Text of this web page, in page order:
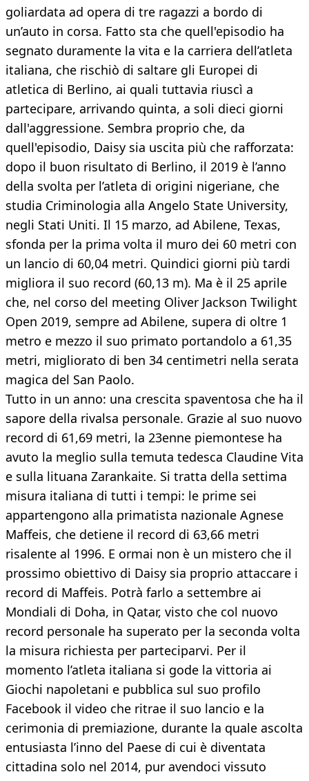
goliardata ad opera di tre ragazzi a bordo di
un’auto in corsa. Fatto sta che quell'episodio ha
segnato duramente la vita e la carriera dell’atleta
italiana, che rischiò di saltare gli Europei di
atletica di Berlino, ai quali tuttavia riuscì a
partecipare, arrivando quinta, a soli dieci giorni
dall'aggressione. Sembra proprio che, da
quell'episodio, Daisy sia uscita più che rafforzata:
dopo il buon risultato di Berlino, il 2019 è l’anno
della svolta per l’atleta di origini nigeriane, che
studia Criminologia alla Angelo State University,
negli Stati Uniti. Il 15 marzo, ad Abilene, Texas,
sfonda per la prima volta il muro dei 60 metri con
un lancio di 60,04 metri. Quindici giorni più tardi
migliora il suo record (60,13 m). Ma è il 25 aprile
che, nel corso del meeting Oliver Jackson Twilight
Open 2019, sempre ad Abilene, supera di oltre 1
metro e mezzo il suo primato portandolo a 61,35
metri, migliorato di ben 34 centimetri nella serata
magica del San Paolo.
Tutto in un anno: una crescita spaventosa che ha il
sapore della rivalsa personale. Grazie al suo nuovo
record di 61,69 metri, la 23enne piemontese ha
avuto la meglio sulla temuta tedesca Claudine Vita
e sulla lituana Zarankaite. Si tratta della settima
misura italiana di tutti i tempi: le prime sei
appartengono alla primatista nazionale Agnese
Maffeis, che detiene il record di 63,66 metri
risalente al 1996. E ormai non è un mistero che il
prossimo obiettivo di Daisy sia proprio attaccare i
record di Maffeis. Potrà farlo a settembre ai
Mondiali di Doha, in Qatar, visto che col nuovo
record personale ha superato per la seconda volta
la misura richiesta per parteciparvi. Per il
momento l’atleta italiana si gode la vittoria ai
Giochi napoletani e pubblica sul suo profilo
Facebook il video che ritrae il suo lancio e la
cerimonia di premiazione, durante la quale ascolta
entusiasta l’inno del Paese di cui è diventata
cittadina solo nel 2014, pur avendoci vissuto